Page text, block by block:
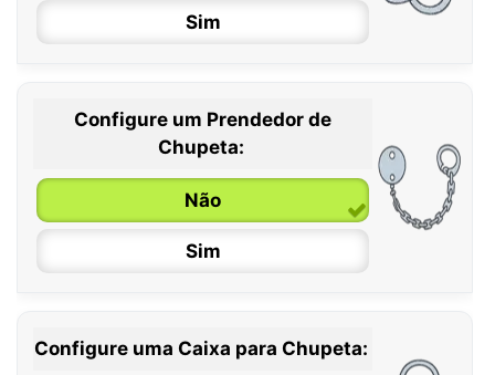
Sim
0 / 6 meses
6 / 36 meses
Configure um Prendedor de
Chupeta:
Não
Sim
Configure uma Caixa para Chupeta: